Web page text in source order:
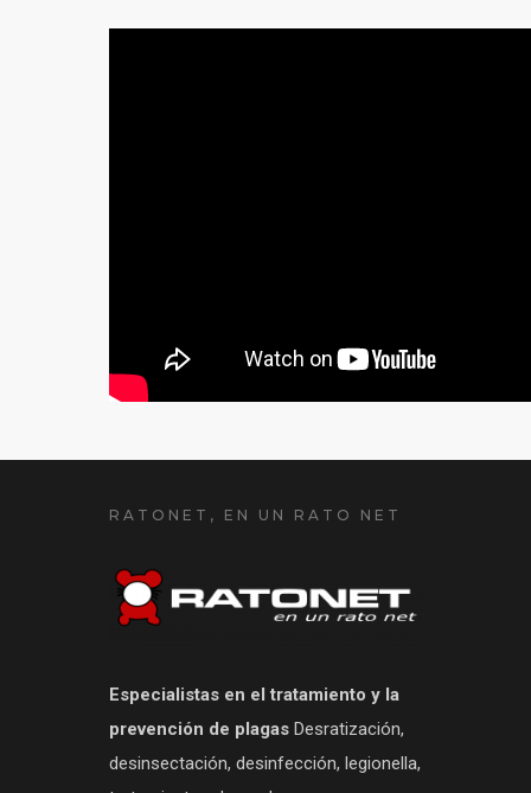
RATONET, EN UN RATO NET
Especialistas en el tratamiento y la
prevención de plagasDesratización,
desinsectación, desinfección, legionella,